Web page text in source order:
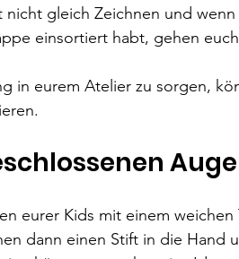
nicht gleich Zeichnen und
einsortiert habt, gehen
in eurem Atelier zu sorgen,
eurer Kids mit einem
dann einen Stift in die Hand